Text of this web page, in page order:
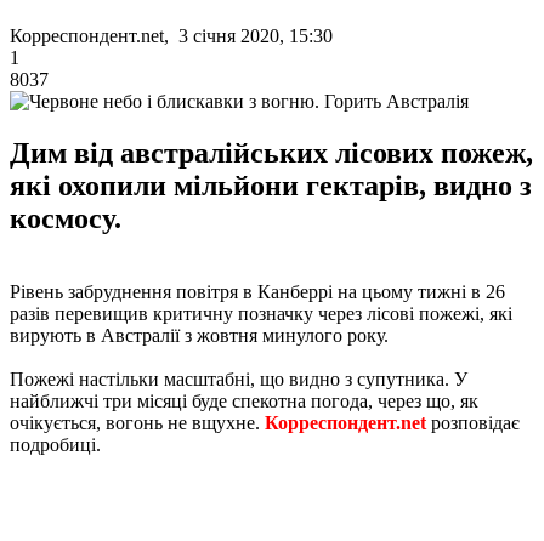
Корреспондент.net, 3 січня 2020, 15:30
1
8037
Дим від австралійських лісових пожеж,
які охопили мільйони гектарів, видно з
космосу.
Рівень забруднення повітря в Канберрі на цьому тижні в 26
разів перевищив критичну позначку через лісові пожежі, які
вирують в Австралії з жовтня минулого року.
Пожежі настільки масштабні, що видно з супутника. У
найближчі три місяці буде спекотна погода, через що, як
очікується, вогонь не вщухне. Корреспондент.net розповідає
подробиці.